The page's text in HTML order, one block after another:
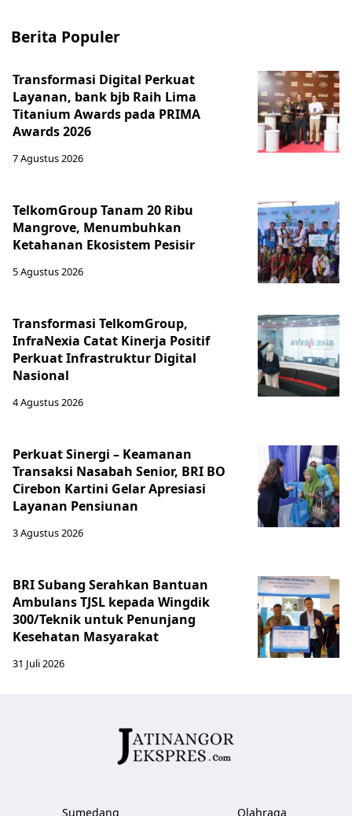
Berita Populer
Transformasi Digital Perkuat
Layanan, bank bjb Raih Lima
Titanium Awards pada PRIMA
Awards 2026
7 Agustus 2026
TelkomGroup Tanam 20 Ribu
Mangrove, Menumbuhkan
Ketahanan Ekosistem Pesisir
5 Agustus 2026
Transformasi TelkomGroup,
InfraNexia Catat Kinerja Positif
Perkuat Infrastruktur Digital
Nasional
4 Agustus 2026
Perkuat Sinergi – Keamanan
Transaksi Nasabah Senior, BRI BO
Cirebon Kartini Gelar Apresiasi
Layanan Pensiunan
3 Agustus 2026
BRI Subang Serahkan Bantuan
Ambulans TJSL kepada Wingdik
300/Teknik untuk Penunjang
Kesehatan Masyarakat ​
31 Juli 2026
Sumedang Olahraga